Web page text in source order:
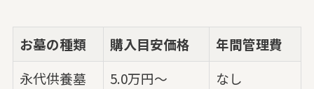
お墓の種類 購入目安価格
年間管理費
永代供養墓
5.0万円～ なし